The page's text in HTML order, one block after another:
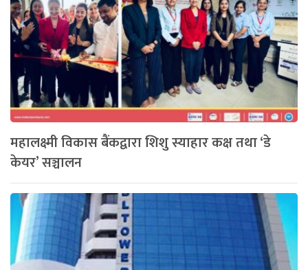
महालक्ष्मी विकास बैंकद्वारा शिशु स्याहार कक्ष तथा ‘डे
केयर’ सञ्चालन